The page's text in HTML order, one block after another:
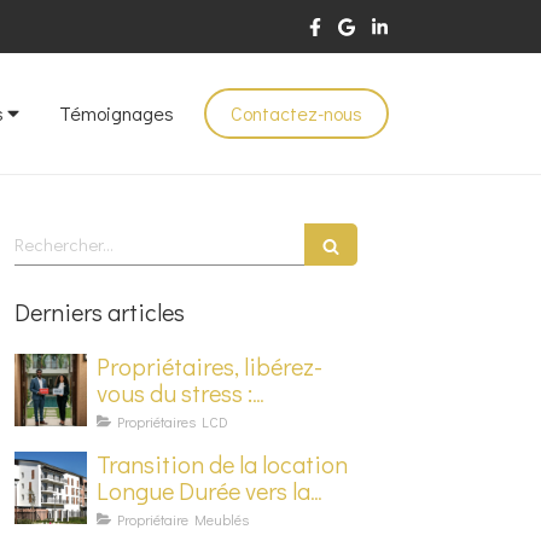
Témoignages Contactez-nous
Rechercher
Derniers articles
Propriétaires, libérez-
vous du stress :
Découvrez la
gamme
Propriétaires LCD
Transition de la location
Longue Durée vers la
Location de Courte
Propriétaire Meublés